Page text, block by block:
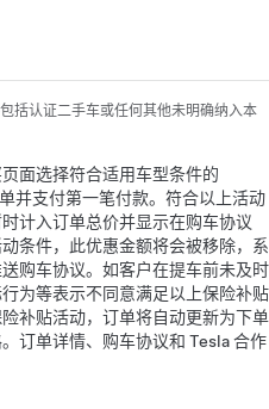
括认证二手车或任何其他未明确纳入本
面选择符合适用车型条件的
并支付第一笔付款。符合以上活动
计入订单总价并显示在购车协议
条件，此优惠金额将会被移除，系
购车协议。如客户在提车前未及时
为等表示不同意满足以上保险补贴
补贴活动，订单将自动更新为下单
订单详情、购车协议和 Tesla 合作